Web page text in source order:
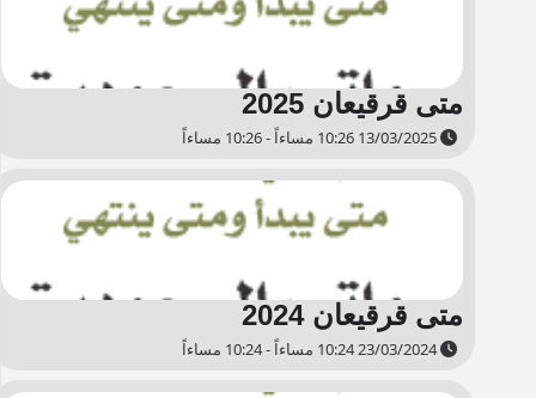
متى قرقيعان 2025
متى قرقيعان 2024
23/03/2024 10:24 مساءاً - 10:24 مساءاً